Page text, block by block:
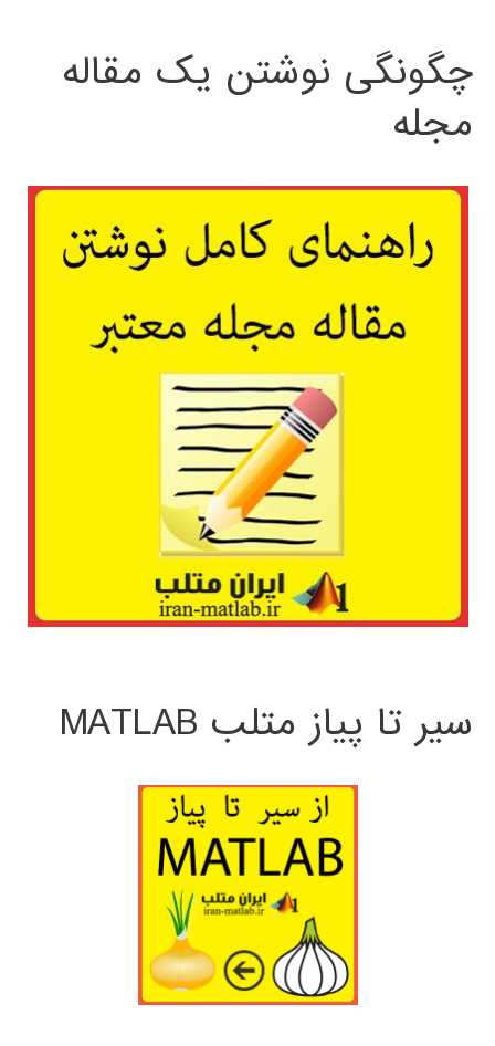
چگونگی نوشتن یک مقاله
مجله
سیر تا پیاز متلب MATLAB